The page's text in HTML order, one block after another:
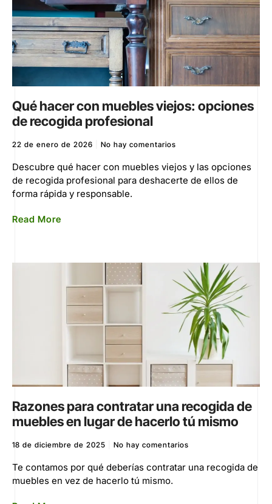
Qué hacer con muebles viejos: opciones
de recogida profesional
22 de enero de 2026 No hay comentarios
Descubre qué hacer con muebles viejos y las opciones
de recogida profesional para deshacerte de ellos de
forma rápida y responsable.
Read More
Razones para contratar una recogida de
muebles en lugar de hacerlo tú mismo
18 de diciembre de 2025 No hay comentarios
Te contamos por qué deberías contratar una recogida de
muebles en vez de hacerlo tú mismo.